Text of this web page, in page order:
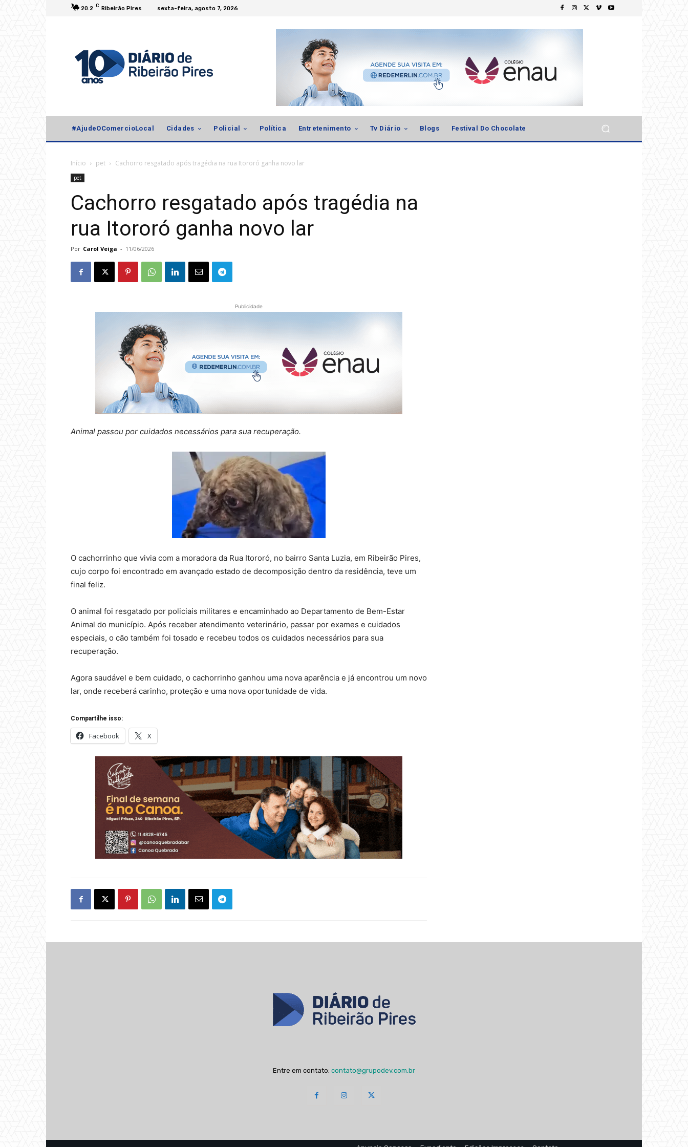
20.2 C Ribeirão Pires sexta-feira, agosto 7, 2026
#AjudeOComercioLocal Cidades Policial Política Entretenimento Tv Diário Blogs Festival Do Chocolate
Início pet Cachorro resgatado após tragédia na rua Itororó ganha novo lar
pet
Cachorro resgatado após tragédia na
rua Itororó ganha novo lar
Por Carol Veiga - 11/06/2026
Publicidade
Animal passou por cuidados necessários para sua recuperação.
O cachorrinho que vivia com a moradora da Rua Itororó, no bairro Santa Luzia, em Ribeirão Pires,
cujo corpo foi encontrado em avançado estado de decomposição dentro da residência, teve um
final feliz.
O animal foi resgatado por policiais militares e encaminhado ao Departamento de Bem-Estar
Animal do município. Após receber atendimento veterinário, passar por exames e cuidados
especiais, o cão também foi tosado e recebeu todos os cuidados necessários para sua
recuperação.
Agora saudável e bem cuidado, o cachorrinho ganhou uma nova aparência e já encontrou um novo
lar, onde receberá carinho, proteção e uma nova oportunidade de vida.
Compartilhe isso:
Facebook X
Entre em contato: contato@grupodev.com.br